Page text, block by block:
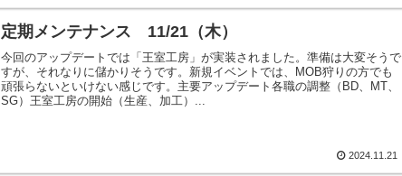
定期メンテナンス 11/21（木）
今回のアップデートでは「王室工房」が実装されました。準備は大変そうで
すが、それなりに儲かりそうです。新規イベントでは、MOB狩りの方でも
頑張らないといけない感じです。主要アップデート各職の調整（BD、MT、
SG）王室工房の開始（生産、加工）...
2024.11.21